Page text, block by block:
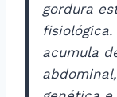
gordura
acumula